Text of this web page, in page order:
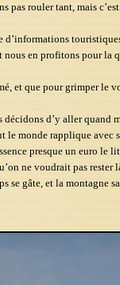
pas rouler tant, mais
d’informations
nous en profitons pour la
et que pour grimper le
d’y aller quand
le monde rapplique avec
presque un euro le
ne voudrait pas rester
se gâte, et la montagne